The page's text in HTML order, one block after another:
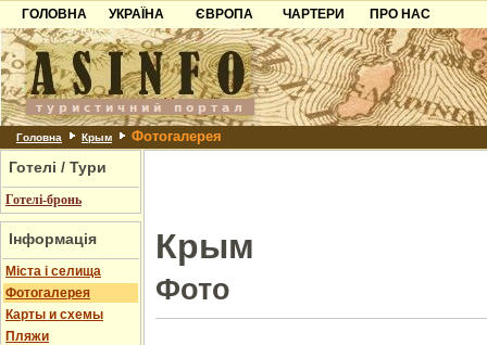
ГОЛОВНА
УКРАЇНА
Карпати
Азов
Причорноморря
Шацьк
ЄВРОПА
Чорногорія
Хорватія
Болгарія
Албанія
ЧАРТЕРИ
ПРО НАС
Контакти
Партнерам
Додати готель
Головна Крым Фотогалерея
Готелі / Тури
Готелі-бронь
Інформація
Міста і селища
Фотогалерея
Карты и схемы
Пляжи
Крым
Фото